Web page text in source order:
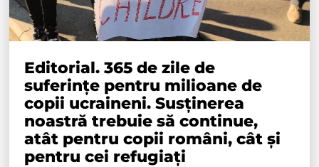
Editorial. 365 de zile de
suferințe pentru milioane de
copii ucraineni. Susținerea
noastră trebuie să continue,
atât pentru copii români, cât și
pentru cei refugiați